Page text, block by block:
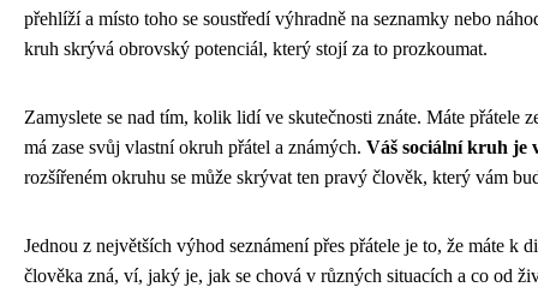
přehlíží a místo toho se soustředí výhradně na seznamky nebo
kruh skrývá obrovský potenciál, který stojí za to prozkoumat.
Zamyslete se nad tím, kolik lidí ve skutečnosti znáte. Máte přátele
má zase svůj vlastní okruh přátel a známých. Váš sociální kruh je
rozšířeném okruhu se může skrývat ten pravý člověk, který vám
Jednou z největších výhod seznámení přes přátele je to, že máte
člověka zná, ví, jaký je, jak se chová v různých situacích a co od